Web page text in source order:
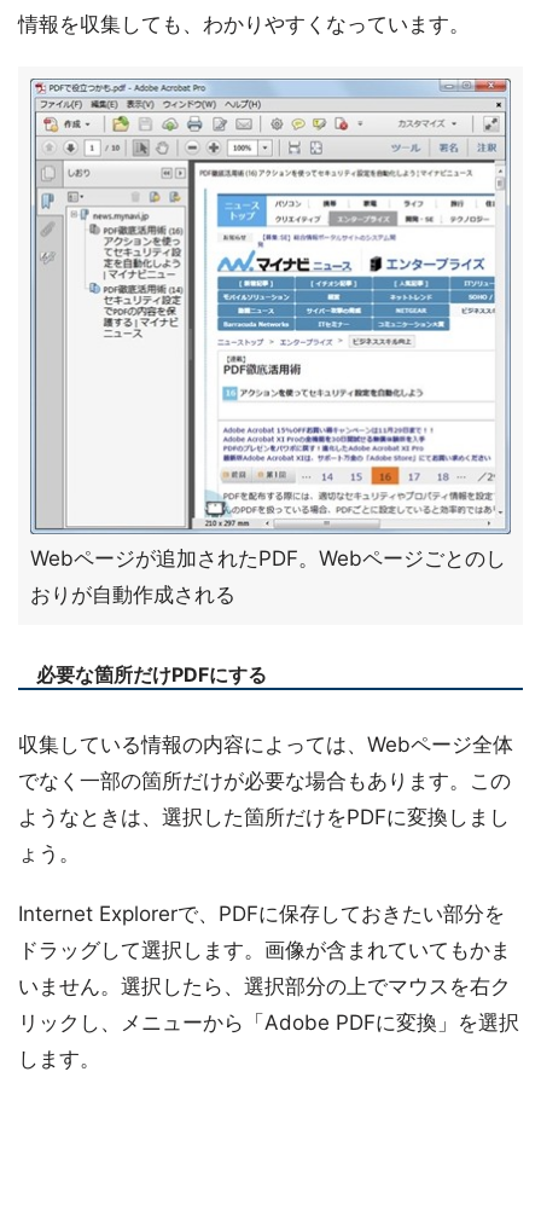
情報を収集しても、わかりやすくなっています。
Webページが追加されたPDF。Webページごとのし
おりが自動作成される
必要な箇所だけPDFにする
収集している情報の内容によっては、Webページ全体
でなく一部の箇所だけが必要な場合もあります。この
ようなときは、選択した箇所だけをPDFに変換しまし
ょう。
Internet Explorerで、PDFに保存しておきたい部分を
ドラッグして選択します。画像が含まれていてもかま
いません。選択したら、選択部分の上でマウスを右ク
リックし、メニューから「Adobe PDFに変換」を選択
します。